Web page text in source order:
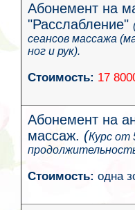
Абонемент на
"Расслабление"
сеансов массажа
ног и рук).
Стоимость: 17
Абонемент на
массаж. (Курс от
Стоимость: одна